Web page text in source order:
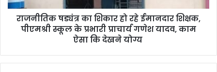
राजनीतिक षड्यंत्र का शिकार हो रहे ईमानदार शिक्षक,
पीएमश्री स्कूल के प्रभारी प्राचार्य गणेश यादव, काम
ऐसा कि देखने योग्य